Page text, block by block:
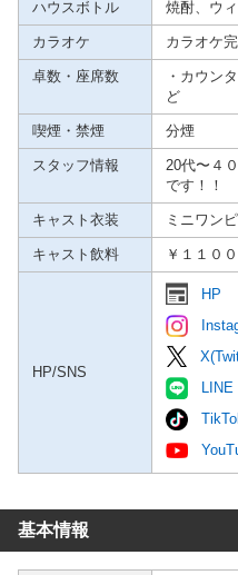
Lounge U2は、立川駅から徒
ケパブ・カラオケバーです。
仕事帰りに一杯、仲間とカラ
立川でゆっくり飲める場所を
飲み放題1時間1,100円〜、カ
立川のラウンジ・スナック・
宇宙空間Lounge U2へ。
ハウスボトル 焼酎、ウ
カラオケ カラオケ完
卓数・座席数
・カウン
ど
喫煙・禁煙 分煙
スタッフ情報
20代〜４
です！！
キャスト衣装 ミニワン
キャスト飲料 ￥１１００
HP/SNS
HP
LINE
基本情報